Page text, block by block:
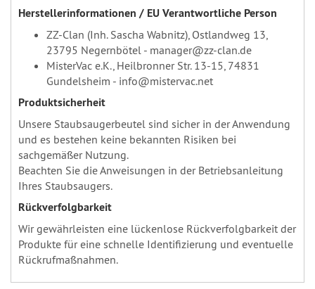
Herstellerinformationen / EU Verantwortliche Person
ZZ-Clan (Inh. Sascha Wabnitz), Ostlandweg 13,
23795 Negernbötel - manager@zz-clan.de
MisterVac e.K., Heilbronner Str. 13-15, 74831
Gundelsheim - info@mistervac.net
Produktsicherheit
Unsere Staubsaugerbeutel sind sicher in der Anwendung
und es bestehen keine bekannten Risiken bei
sachgemäßer Nutzung.
Beachten Sie die Anweisungen in der Betriebsanleitung
Ihres Staubsaugers.
Rückverfolgbarkeit
Wir gewährleisten eine lückenlose Rückverfolgbarkeit der
Produkte für eine schnelle Identifizierung und eventuelle
Rückrufmaßnahmen.